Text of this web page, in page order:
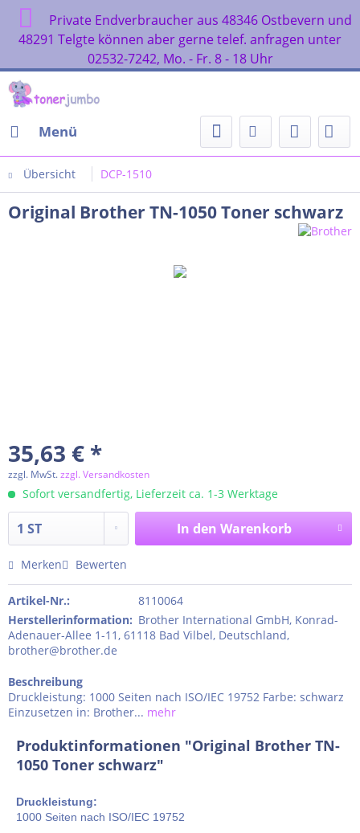
Private Endverbraucher aus 48346 Ostbevern und
48291 Telgte können aber gerne telef. anfragen unter
02532-7242, Mo. - Fr. 8 - 18 Uhr
Menü
Übersicht DCP-1510
Original Brother TN-1050 Toner schwarz
35,63 € *
zzgl. MwSt.zzgl. Versandkosten
Sofort versandfertig, Lieferzeit ca. 1-3 Werktage
In den Warenkorb
Merken Bewerten
Artikel-Nr.:
8110064
Herstellerinformation: Brother International GmbH, Konrad-
Adenauer-Allee 1-11, 61118 Bad Vilbel, Deutschland,
brother@brother.de
Beschreibung
Druckleistung: 1000 Seiten nach ISO/IEC 19752 Farbe: schwarz
Einzusetzen in: Brother... mehr
Produktinformationen "Original Brother TN-
1050 Toner schwarz"
Druckleistung:
1000 Seiten nach ISO/IEC 19752